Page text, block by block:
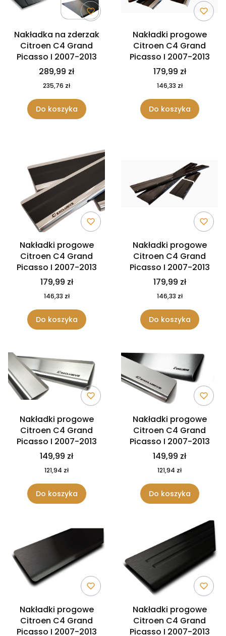
Nakładka na zderzak
Citroen C4 Grand
Picasso I 2007-2013
289,99 zł
235,76 zł
Do koszyka
Nakładki progowe
Citroen C4 Grand
Picasso I 2007-2013
179,99 zł
146,33 zł
Do koszyka
Nakładki progowe
Citroen C4 Grand
Picasso I 2007-2013
179,99 zł
146,33 zł
Do koszyka
Nakładki progowe
Citroen C4 Grand
Picasso I 2007-2013
179,99 zł
146,33 zł
Do koszyka
Nakładki progowe
Citroen C4 Grand
Picasso I 2007-2013
149,99 zł
121,94 zł
Do koszyka
Nakładki progowe
Citroen C4 Grand
Picasso I 2007-2013
149,99 zł
121,94 zł
Do koszyka
Nakładki progowe
Citroen C4 Grand
Picasso I 2007-2013
Nakładki progowe
Citroen C4 Grand
Picasso I 2007-2013